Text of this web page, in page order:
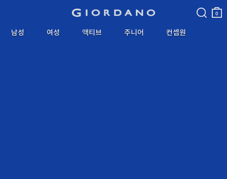
구니
0
남성 여성 액티브 주니어 컨셉원